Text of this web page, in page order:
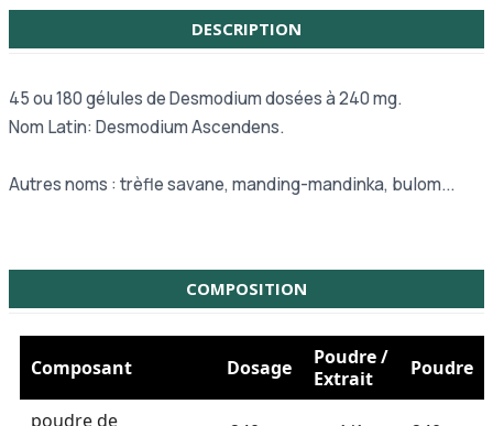
DESCRIPTION
45 ou180 gélules de Desmodium dosées à 240 mg.
Nom Latin: Desmodium Ascendens.
Autres noms : trèfle savane, manding-mandinka, bulom...
COMPOSITION
Composant Dosage
Poudre /
Extrait
Poudre
poudre de